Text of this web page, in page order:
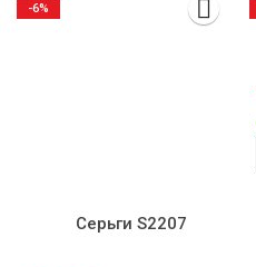
Серьги S2207
-6%